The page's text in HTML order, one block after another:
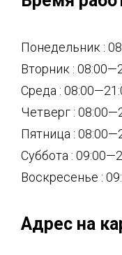
Понедельник :
Вторник :
Среда :
Четверг :
Пятница :
Суббота :
Воскресенье :
Адрес на